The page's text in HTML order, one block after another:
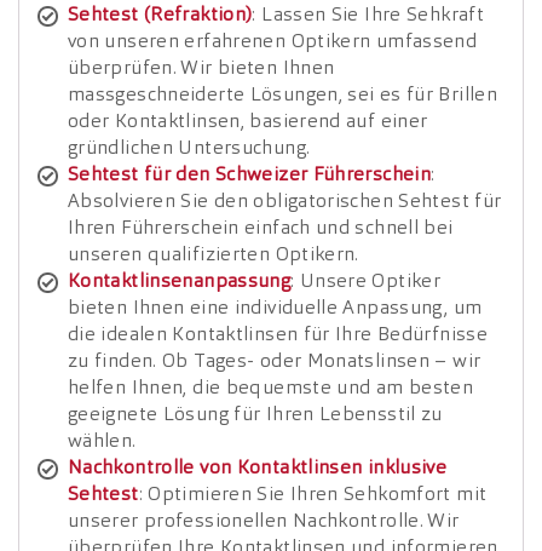
Sehtest (Refraktion): Lassen Sie Ihre Sehkraft
von unseren erfahrenen Optikern umfassend
überprüfen. Wir bieten Ihnen
massgeschneiderte Lösungen, sei es für Brillen
oder Kontaktlinsen, basierend auf einer
gründlichen Untersuchung.
Sehtest für den Schweizer Führerschein:
Absolvieren Sie den obligatorischen Sehtest für
Ihren Führerschein einfach und schnell bei
unseren qualifizierten Optikern.
Kontaktlinsenanpassung: Unsere Optiker
bieten Ihnen eine individuelle Anpassung, um
die idealen Kontaktlinsen für Ihre Bedürfnisse
zu finden. Ob Tages- oder Monatslinsen – wir
helfen Ihnen, die bequemste und am besten
geeignete Lösung für Ihren Lebensstil zu
wählen.
Nachkontrolle von Kontaktlinsen inklusive
Sehtest: Optimieren Sie Ihren Sehkomfort mit
unserer professionellen Nachkontrolle. Wir